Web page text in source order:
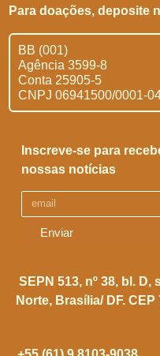
Para doações, deposite
BB (001)
Agência 3599-8
Conta 25905-5
CNPJ 06941500/0001-
Enviar
Inscreve-se para
nossas notícias
SEPN 513, nº 38, bl. D,
Norte, Brasília/ DF. CEP